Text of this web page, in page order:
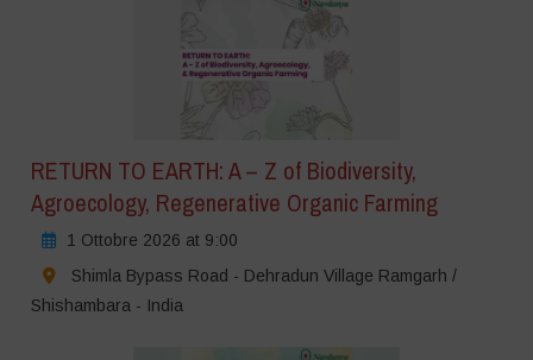
RETURN TO EARTH: A – Z of Biodiversity,
Agroecology, Regenerative Organic Farming
1 Ottobre 2026 at 9:00
Shimla Bypass Road - Dehradun Village Ramgarh /
Shishambara - India